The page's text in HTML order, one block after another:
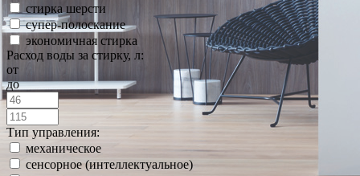
стирка шерсти
супер-полоскание
экономичная стирка
Расход воды за стирку, л:
от
до
Тип управления:
механическое
сенсорное (интеллектуальное)